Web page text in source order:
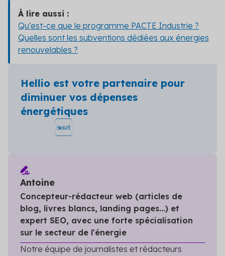
À lire aussi :
Qu'est-ce que le programme PACTE Industrie ?
Quelles sont les subventions dédiées aux énergies
renouvelables ?
Hellio est votre partenaire pour
diminuer vos dépenses
énergétiques
Antoine
Concepteur-rédacteur web (articles de
blog, livres blancs, landing pages...) et
expert SEO, avec une forte spécialisation
sur le secteur de l'énergie
Notre équipe de journalistes et rédacteurs